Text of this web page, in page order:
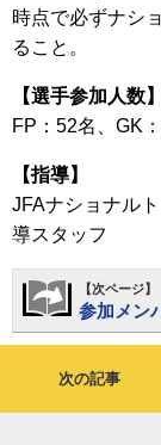
時点で必ずナシ
ること。
【選手参加人数】
FP：52名、GK
【指導】
JFAナショナル
導スタッフ
【次ページ】
参加メン
次の記事